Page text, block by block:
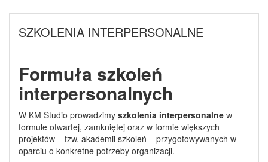
SZKOLENIA INTERPERSONALNE
Formuła szkoleń
interpersonalnych
W KM Studio prowadzimy szkolenia interpersonalne w
formule otwartej, zamkniętej oraz w formie większych
projektów – tzw. akademii szkoleń – przygotowywanych w
oparciu o konkretne potrzeby organizacji.